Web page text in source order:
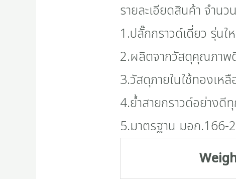
รายละเอียดสินค้า จำน
1.ปลั๊กกราวด์เดี่ยว รุ่นใ
2.ผลิตจากวัสดุคุณภาพ
3.วัสดุภายในใช้ทองเ
4.ย้ำสายกราวด์อย่างดี
5.มาตรฐาน มอก.166-